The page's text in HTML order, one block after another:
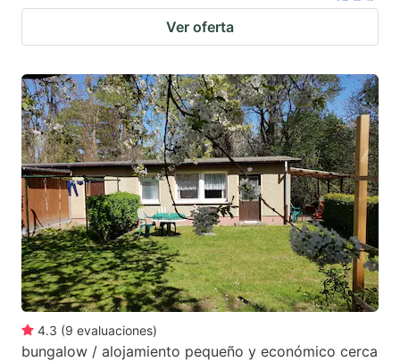
Ver oferta
4.3 (9 evaluaciones)
bungalow / alojamiento pequeño y económico cerca